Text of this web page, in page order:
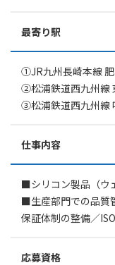
最寄り駅
①JR九州長崎本線
②松浦鉄道西九州線
③松浦鉄道西九州線
仕事内容
■シリコン製品（ウ
■生産部門での品質
保証体制の整備／
応募資格